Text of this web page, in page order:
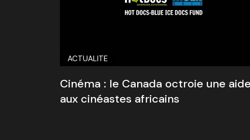
ACTUALITE
Cinéma : le Canada octroie une aide
aux cinéastes africains